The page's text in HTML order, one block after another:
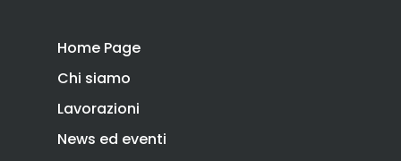
Home Page
Chi siamo
Lavorazioni
News ed eventi